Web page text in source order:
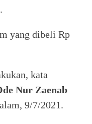
yang dibeli Rp
kata
Nur Zaenab
9/7/2021.